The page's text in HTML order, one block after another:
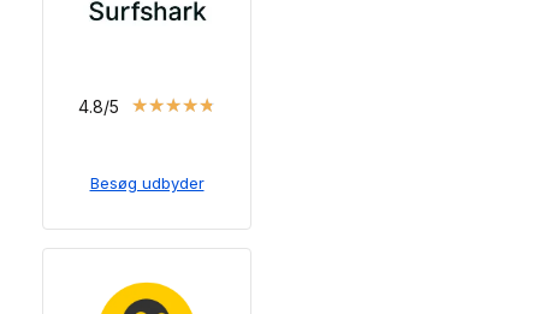
4.8/5 ★★★★★
Besøg udbyder